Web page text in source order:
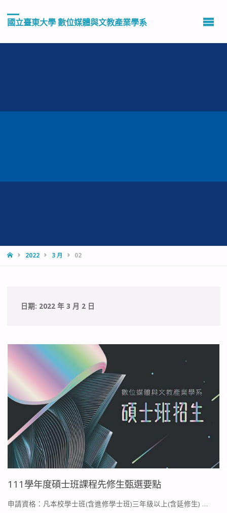
國立臺東大學 數位媒體與文教產業學系
HOME2022 3 月 02
日期: 2022 年 3 月 2 日
111學年度碩士班課程先修生甄選要點
申請資格：凡本校學士班(含進修學士班)三年級以上(含延修生) …